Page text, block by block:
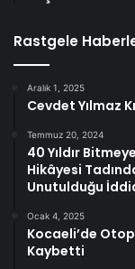
Rastgele
Aralık 1, 2025
Cevdet Yılmaz
Temmuz 20, 2024
40 Yıldır
Hikâyesi
Unutulduğu
Ocak 4, 2025
Kocaeli’de
Kaybetti